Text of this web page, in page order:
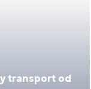
transport od